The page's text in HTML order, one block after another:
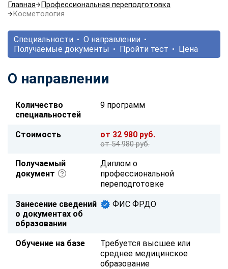
Главная
Профессиональная переподготовка
Косметология
Специальности
О направлении
Получаемые документы
Пройти тест Цена
О направлении
Количество
специальностей
9 программ
Стоимость от 32 980 руб.
от 54 980 руб.
Получаемый
документ
Диплом о
профессиональной
переподготовке
Занесение сведений
о документах об
образовании
ФИС ФРДО
Обучение на базе
Требуется высшее или
среднее медицинское
образование